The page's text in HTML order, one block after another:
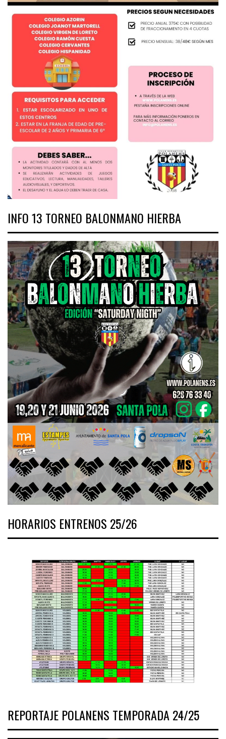
INFO 13 TORNEO BALONMANO HIERBA
HORARIOS ENTRENOS 25/26
REPORTAJE POLANENS TEMPORADA 24/25